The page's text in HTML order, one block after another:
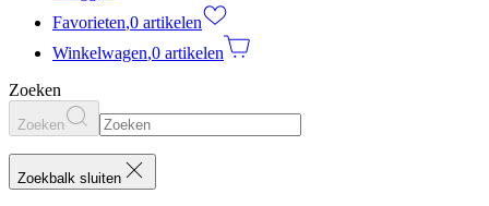
Favorieten,0 artikelen
Winkelwagen,0 artikelen
Zoeken
Zoeken
Zoekbalk sluiten